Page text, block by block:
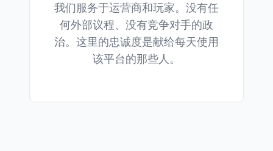
我们服务于运营商和玩家。没有任
何外部议程、没有竞争对手的政
治。这里的忠诚度是献给每天使用
该平台的那些人。